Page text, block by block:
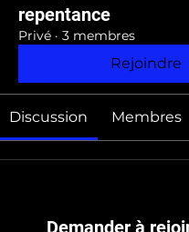
repentance
Privé · 3 membres
Rejoindre
Discussion Membres
Demander à